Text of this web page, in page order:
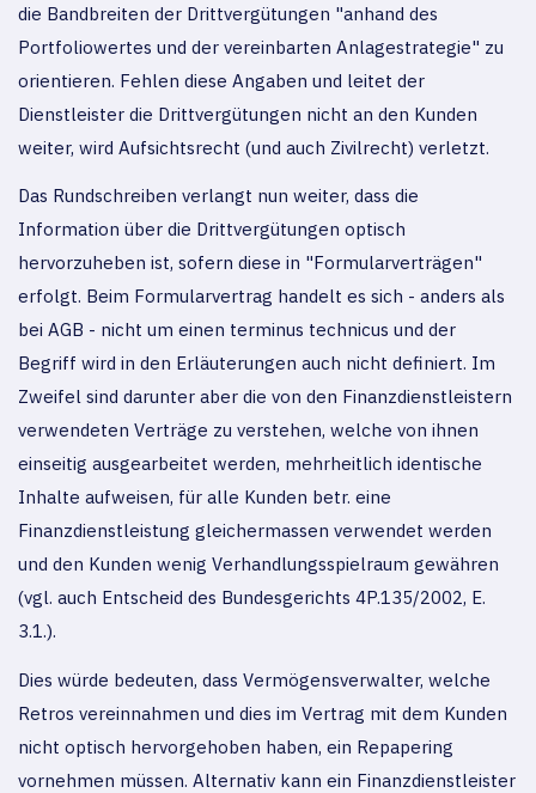
die Bandbreiten der Drittvergütungen "anhand des
Portfoliowertes und der vereinbarten Anlagestrategie" zu
orientieren. Fehlen diese Angaben und leitet der
Dienstleister die Drittvergütungen nicht an den Kunden
weiter, wird Aufsichtsrecht (und auch Zivilrecht) verletzt.
Das Rundschreiben verlangt nun weiter, dass die
Information über die Drittvergütungen optisch
hervorzuheben ist, sofern diese in "Formularverträgen"
erfolgt. Beim Formularvertrag handelt es sich - anders als
bei AGB - nicht um einen terminus technicus und der
Begriff wird in den Erläuterungen auch nicht definiert. Im
Zweifel sind darunter aber die von den Finanzdienstleistern
verwendeten Verträge zu verstehen, welche von ihnen
einseitig ausgearbeitet werden, mehrheitlich identische
Inhalte aufweisen, für alle Kunden betr. eine
Finanzdienstleistung gleichermassen verwendet werden
und den Kunden wenig Verhandlungsspielraum gewähren
(vgl. auch Entscheid des Bundesgerichts 4P.135/2002, E.
3.1.).
Dies würde bedeuten, dass Vermögensverwalter, welche
Retros vereinnahmen und dies im Vertrag mit dem Kunden
nicht optisch hervorgehoben haben, ein Repapering
vornehmen müssen. Alternativ kann ein Finanzdienstleister